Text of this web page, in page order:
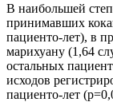
В наибольшей
принимавших
пациенто-лет), в
марихуану (1,64
остальных
исходов
пациенто-лет